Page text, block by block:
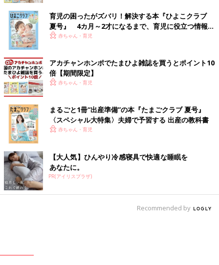
育児の困ったがズバリ！解決する本『ひよこクラブ
夏号』 4カ月～2才になるまで、育児に役立つ情報が
いっぱい！
赤ちゃん・育児
アカチャンホンポでたまひよ雑誌を買うとポイント10
倍【期間限定】
赤ちゃん・育児
まるごと1冊“出産準備”の本『たまごクラブ 夏号』
〈スペシャル大特集〉夫婦で予習する 出産の教科書
赤ちゃん・育児
【大人気】ひんやり冷感寝具で快適な睡眠を
あなたに。
PR(アイリスプラザ)
Recommended by